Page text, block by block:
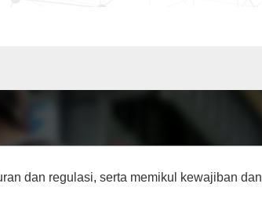
dan regulasi, serta memikul kewajiban